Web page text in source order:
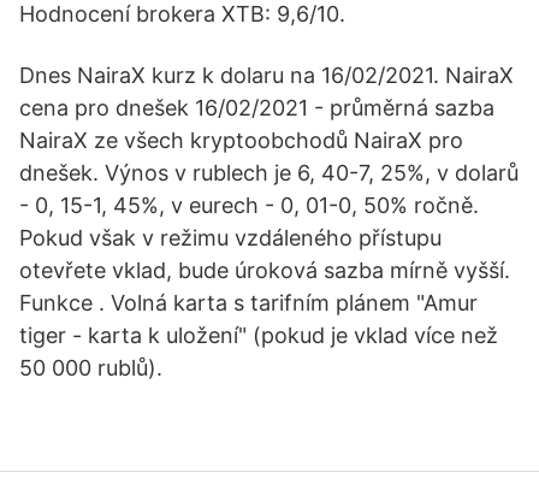
Hodnocení brokera XTB: 9,6/10.
Dnes NairaX kurz k dolaru na 16/02/2021. NairaX
cena pro dnešek 16/02/2021 - průměrná sazba
NairaX ze všech kryptoobchodů NairaX pro
dnešek. Výnos v rublech je 6, 40-7, 25%, v dolarů
- 0, 15-1, 45%, v eurech - 0, 01-0, 50% ročně.
Pokud však v režimu vzdáleného přístupu
otevřete vklad, bude úroková sazba mírně vyšší.
Funkce . Volná karta s tarifním plánem "Amur
tiger - karta k uložení" (pokud je vklad více než
50 000 rublů).